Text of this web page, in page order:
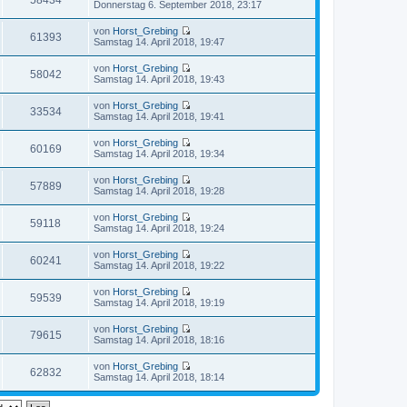
g
t
r
g
r
i
t
r
g
s
t
r
i
t
r
g
N
s
t
r
i
t
r
g
Donnerstag 6. September 2018, 23:17
61393 von Horst_Grebing
N
e
s
t
r
i
t
r
g
Samstag 14. April 2018, 19:47
58042 von Horst_Grebing
N
e
s
t
r
i
t
r
g
Samstag 14. April 2018, 19:43
33534 von Horst_Grebing
N
e
s
t
r
i
t
r
g
Samstag 14. April 2018, 19:41
60169 von Horst_Grebing
N
e
s
t
r
i
t
r
g
Samstag 14. April 2018, 19:34
57889 von Horst_Grebing
N
e
s
t
r
i
t
r
g
Samstag 14. April 2018, 19:28
59118 von Horst_Grebing
N
e
s
t
r
i
t
r
g
Samstag 14. April 2018, 19:24
60241 von Horst_Grebing
N
e
s
t
r
i
t
r
Samstag 14. April 2018, 19:22
59539 von Horst_Grebing
N
e
s
t
r
e
Samstag 14. April 2018, 19:19
79615 von Horst_Grebing
N
e
s
t
Samstag 14. April 2018, 18:16
62832 von Horst_Grebing
N
e
u
Samstag 14. April 2018, 18:14